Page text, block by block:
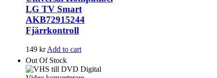
LG TV Smart
AKB72915244
Fjärrkontroll
149 kr Add to cart
Out Of Stock